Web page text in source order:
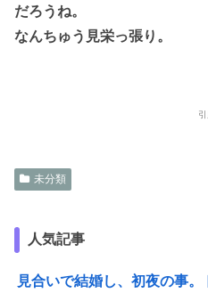
だろうね。
なんちゅう見栄っ張り。
未分類
人気記事
見合いで結婚し、初夜の事